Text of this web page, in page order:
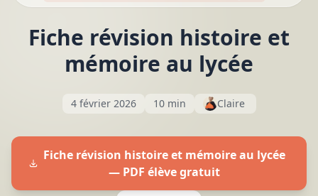
Fiche révision histoire et
mémoire au lycée
4 février 2026 10 min Claire
Fiche révision histoire et mémoire au lycée
— PDF élève gratuit